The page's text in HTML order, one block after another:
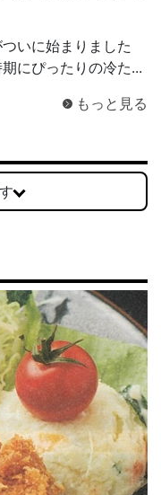
いに始まりました
にぴったりの冷た...
もっと見る